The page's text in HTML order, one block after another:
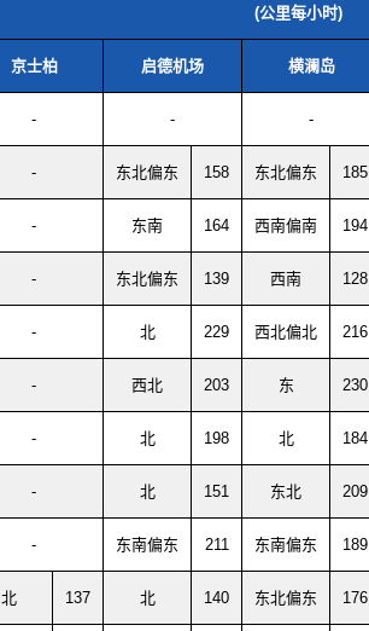
(公里每小时)
京士柏 启德机场 横澜岛
- - -
- 东北偏东 158 东北偏东 185
- 东南 164 西南偏南 194
- 东北偏东 139 西南 128
- 北 229 西北偏北 216
- 西北 203 东 230
- 北 198 北 184
- 北 151 东北 209
- 东南偏东 211 东南偏东 189
北 137 北 140 东北偏东 176